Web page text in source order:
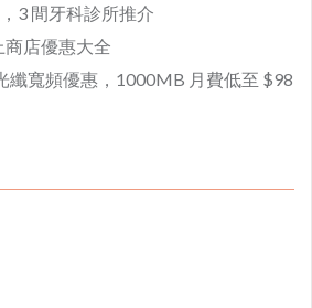
3 間牙科診所推介
商店優惠大全
纖寬頻優惠，1000MB 月費低至 $98